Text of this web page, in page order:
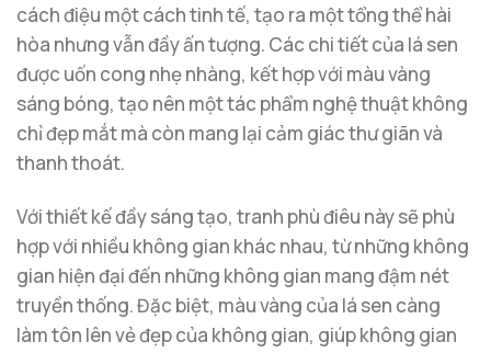
cách điệu một cách tinh tế, tạo ra một tổng thể hài
hòa nhưng vẫn đầy ấn tượng. Các chi tiết của lá sen
được uốn cong nhẹ nhàng, kết hợp với màu vàng
sáng bóng, tạo nên một tác phẩm nghệ thuật không
chỉ đẹp mắt mà còn mang lại cảm giác thư giãn và
thanh thoát.
Với thiết kế đầy sáng tạo, tranh phù điêu này sẽ phù
hợp với nhiều không gian khác nhau, từ những không
gian hiện đại đến những không gian mang đậm nét
truyền thống. Đặc biệt, màu vàng của lá sen càng
làm tôn lên vẻ đẹp của không gian, giúp không gian